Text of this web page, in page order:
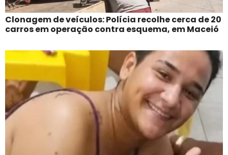
Clonagem de veículos: Polícia recolhe cerca de 20
carros em operação contra esquema, em Maceió